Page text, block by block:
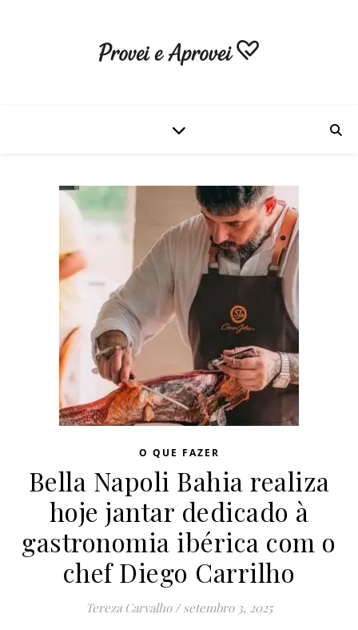
O QUE FAZER
Bella Napoli Bahia realiza
hoje jantar dedicado à
gastronomia ibérica com o
chef Diego Carrilho
Tereza Carvalho / setembro 3, 2025